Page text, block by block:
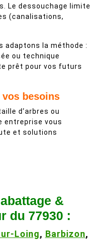
Le dessouchage limite
(canalisations,
adaptons la méthode :
ou technique
prêt pour vos futurs
vos besoins
d’arbres ou
entreprise vous
et solutions
&
du 77930 :
Loing, Barbizon,